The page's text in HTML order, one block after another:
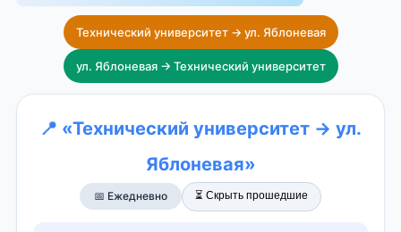
Технический университет → ул. Яблоневая
ул. Яблоневая → Технический университет
📍 «Технический университет → ул.
Яблоневая»
📅 Ежедневно ⏳ Скрыть прошедшие